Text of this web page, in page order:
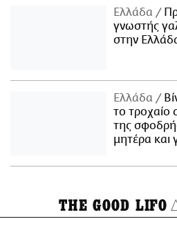
Ελλάδα
γνωστής
στην
Ελλάδα
το τροχαίο
της
μητέρα και
THE GOOD LIFO